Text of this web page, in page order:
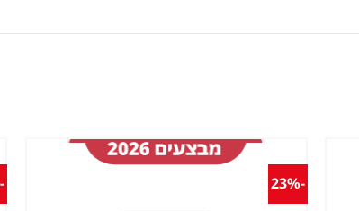
-23%
-23%